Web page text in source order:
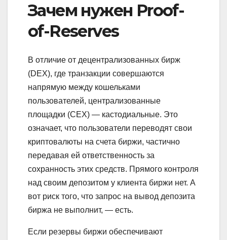
Зачем нужен Proof-
of-Reserves
В отличие от децентрализованных бирж
(DEX), где транзакции совершаются
напрямую между кошельками
пользователей, централизованные
площадки (CEX) — кастодиальные. Это
означает, что пользователи переводят свои
криптовалюты на счета биржи, частично
передавая ей ответственность за
сохранность этих средств. Прямого контроля
над своим депозитом у клиента биржи нет. А
вот риск того, что запрос на вывод депозита
биржа не выполнит, — есть.
Если резервы биржи обеспечивают